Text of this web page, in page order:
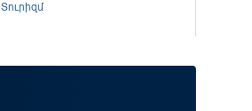
Տուրիզմ